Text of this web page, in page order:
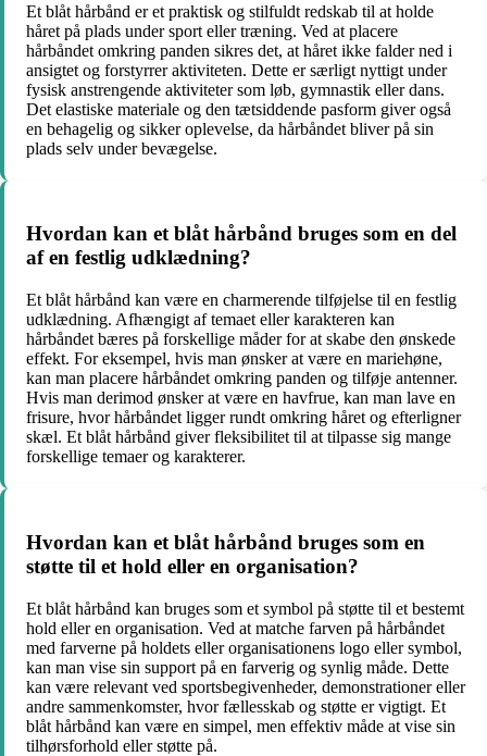
Et blåt hårbånd er et praktisk og stilfuldt redskab til at holde
håret på plads under sport eller træning. Ved at placere
hårbåndet omkring panden sikres det, at håret ikke falder ned i
ansigtet og forstyrrer aktiviteten. Dette er særligt nyttigt under
fysisk anstrengende aktiviteter som løb, gymnastik eller dans.
Det elastiske materiale og den tætsiddende pasform giver også
en behagelig og sikker oplevelse, da hårbåndet bliver på sin
plads selv under bevægelse.
Hvordan kan et blåt hårbånd bruges som en del
af en festlig udklædning?
Et blåt hårbånd kan være en charmerende tilføjelse til en festlig
udklædning. Afhængigt af temaet eller karakteren kan
hårbåndet bæres på forskellige måder for at skabe den ønskede
effekt. For eksempel, hvis man ønsker at være en mariehøne,
kan man placere hårbåndet omkring panden og tilføje antenner.
Hvis man derimod ønsker at være en havfrue, kan man lave en
frisure, hvor hårbåndet ligger rundt omkring håret og efterligner
skæl. Et blåt hårbånd giver fleksibilitet til at tilpasse sig mange
forskellige temaer og karakterer.
Hvordan kan et blåt hårbånd bruges som en
støtte til et hold eller en organisation?
Et blåt hårbånd kan bruges som et symbol på støtte til et bestemt
hold eller en organisation. Ved at matche farven på hårbåndet
med farverne på holdets eller organisationens logo eller symbol,
kan man vise sin support på en farverig og synlig måde. Dette
kan være relevant ved sportsbegivenheder, demonstrationer eller
andre sammenkomster, hvor fællesskab og støtte er vigtigt. Et
blåt hårbånd kan være en simpel, men effektiv måde at vise sin
tilhørsforhold eller støtte på.